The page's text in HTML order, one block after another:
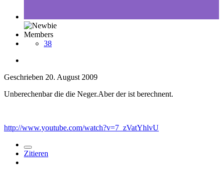
Members
38
Geschrieben 20. August 2009
Unberechenbar die die Neger.Aber der ist berechnent.
http://www.youtube.com/watch?v=7_zVatYhlvU
Zitieren